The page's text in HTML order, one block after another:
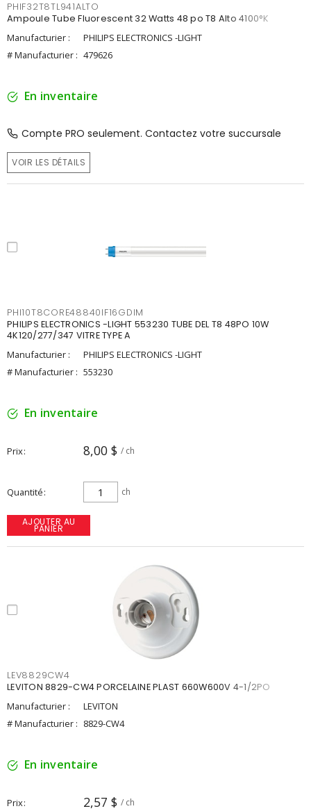
PHIF32T8TL941ALTO
Ampoule Tube Fluorescent 32 Watts 48 po T8 Alto 4100°K
Manufacturier :
PHILIPS ELECTRONICS -LIGHT
# Manufacturier : 479626
En inventaire
Compte PRO seulement. Contactez votre succursale
VOIR LES DÉTAILS
PHI10T8CORE48840IF16GDIM
PHILIPS ELECTRONICS -LIGHT 553230 TUBE DEL T8 48PO 10W
4K120/277/347 VITRE TYPE A
Manufacturier :
PHILIPS ELECTRONICS -LIGHT
# Manufacturier : 553230
En inventaire
Prix 8,00 $ / ch
Quantité ch
AJOUTER AU
PANIER
LEV8829CW4
LEVITON 8829-CW4 PORCELAINE PLAST 660W600V 4-1/2PO
Manufacturier :
LEVITON
# Manufacturier : 8829-CW4
En inventaire
Prix 2,57 $ / ch